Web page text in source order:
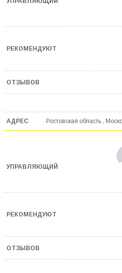
Ростовская область ,